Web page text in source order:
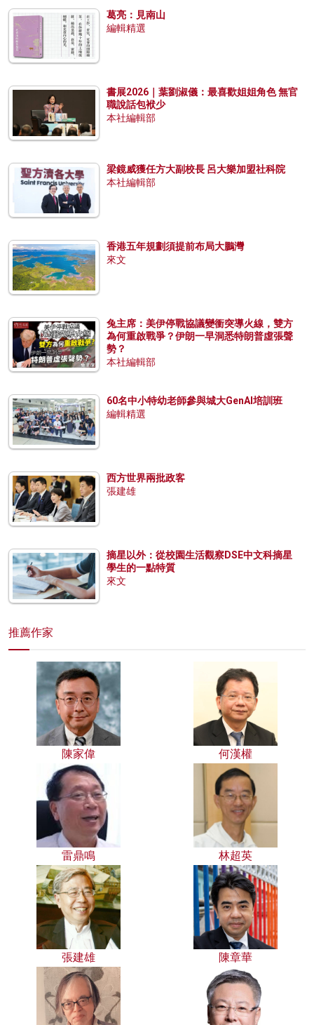
葛亮：見南山
編輯精選
書展2026｜葉劉淑儀：最喜歡姐姐角色 無官
職說話包袱少
本社編輯部
梁鏡威獲任方大副校長 呂大樂加盟社科院
本社編輯部
香港五年規劃須提前布局大鵬灣
來文
兔主席：美伊停戰協議變衝突導火線，雙方
為何重啟戰爭？伊朗一早洞悉特朗普虛張聲
勢？
本社編輯部
60名中小特幼老師參與城大GenAI培訓班
編輯精選
西方世界兩批政客
張建雄
摘星以外：從校園生活觀察DSE中文科摘星
學生的一點特質
來文
推薦作家
陳家偉 何漢權
雷鼎鳴 林超英
張建雄 陳章華